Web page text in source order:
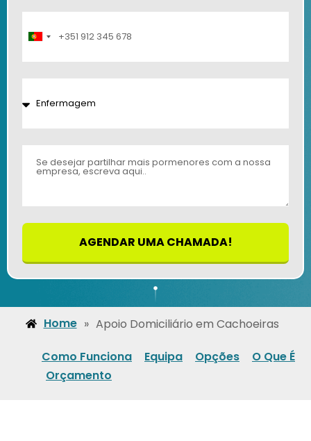
Portugal
+351
AGENDAR UMA CHAMADA!
Home » Apoio Domiciliário em Cachoeiras
Como Funciona Equipa Opções
O Que É
Orçamento